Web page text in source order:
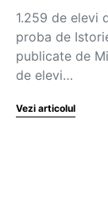
1.259 de elevi
proba de
publicate de
de elevi…
Vezi articolul